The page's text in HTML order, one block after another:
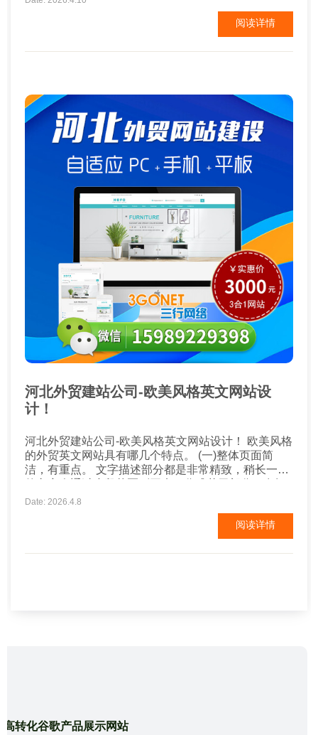
贸soho不具备代码编写能力，所以要选择有成熟外贸
阅读详情
河北外贸建站公司-欧美风格英文网站设
计！
河北外贸建站公司-欧美风格英文网站设计！ 欧美风格
的外贸英文网站具有哪几个特点。 (一)整体页面简
洁，有重点。 文字描述部分都是非常精致，稍长一些
读的时候不至于感到疲劳。文字和图片的排列错落有
序，内容主题鲜明，图片清晰且相关性强，能够提高
Date: 2026.4.8
阅读详情
转化谷歌产品展示网站